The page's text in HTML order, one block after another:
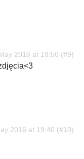
2016 at 18:50
2016 at 19:40